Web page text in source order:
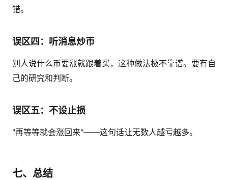
错。
误区四：听消息炒币
别人说什么币要涨就跟着买，这种做法极不靠谱。要有自
己的研究和判断。
误区五：不设止损
"再等等就会涨回来"——这句话让无数人越亏越多。
七、总结